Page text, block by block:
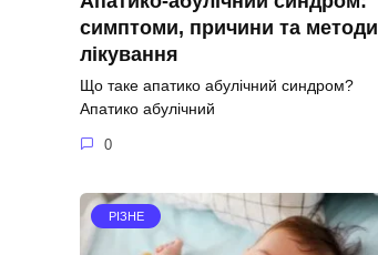
симптоми, причини та методи
лікування
Що таке апатико абулічний синдром?
Апатико абулічний
0
РІЗНЕ